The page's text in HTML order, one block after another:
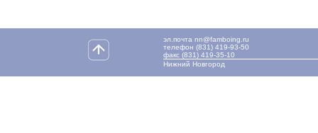
эл.почта nn@famboing.ru
телефон (831) 419-93-50
факс (831) 419-35-10
Нижний Новгород